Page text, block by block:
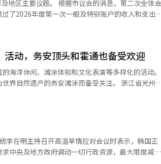
与高速公路建设一并推进。 在拜访气候能
和教育中心作为国家项目推进，并全额由国家资金
业生态系统，成为韩国碳中和新产业的核心基地，
额提供资金支持。 名贤官海宁郡长表
建设是提升居民生活质量和确保海宁未来竞争力的
、全南光州特别市进行协商，尽全力争取国家资
推进。” ※ 本报道经人工智能（AI）系统翻译与编辑。
次事件为同类事件的
或追责，并表示若今后再发生类似事件，将依据相
方立
保护市民的权益和地区的未来，将进一步加强内
）系统翻译与编辑。
的消息，第二次全体会
关的三项决议案。 决议案内容包括呼
单的议
扩展区域铁路网络、公共住房供应和城市开发等议
们将与执行部
经人工智能（AI）系统翻译与编辑。
动，务安顶头和霍通也备受欢迎
海洋休闲、滩涂体验和文化表演等多样化的活动。
产的务安滩涂而备受关注。 浙江省光州表
日起陆续开放，大部分将运营至8月17日。目浦外
以享受皮划
近的完岛海洋疗愈中心也提供利用海洋资源的疗愈
李在明主持召开高温旱情应对会议时表示，韩国正
中央及地方政府调动一切行政资源，最大限度减少